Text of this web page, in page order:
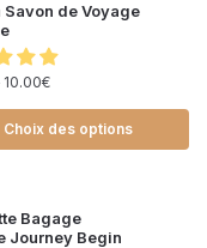
Savon de Voyage
10.00€
Choix des options
Bagage
Journey Begin